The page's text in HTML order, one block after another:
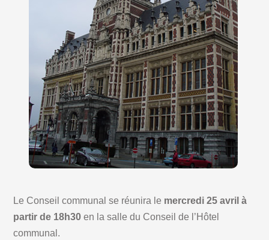
Le Conseil communal se réunira le mercredi 25 avril à
partir de 18h30 en la salle du Conseil de l’Hôtel
communal.